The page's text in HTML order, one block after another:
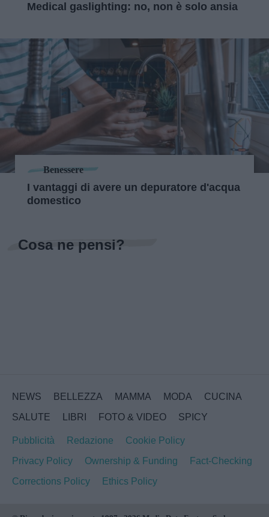
Medical gaslighting: no, non è solo ansia
Benessere
I vantaggi di avere un depuratore d'acqua
domestico
Cosa ne pensi?
NEWS BELLEZZA MAMMA MODA
CUCINA
SALUTE
LIBRI FOTO & VIDEO SPICY
Pubblicità Redazione
Cookie Policy
Privacy Policy
Ownership & Funding
Fact-Checking
Corrections Policy
Ethics Policy